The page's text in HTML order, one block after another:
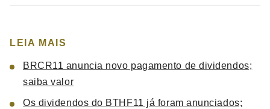
LEIA MAIS
BRCR11 anuncia novo pagamento de dividendos;
saiba valor
Os dividendos do BTHF11 já foram anunciados;